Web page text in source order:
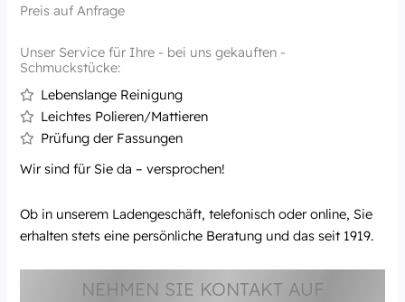
Preis auf Anfrage
Unser Service für Ihre - bei uns gekauften -
Schmuckstücke:
Lebenslange Reinigung
Leichtes Polieren/Mattieren
Prüfung der Fassungen
Wir sind für Sie da – versprochen!
Ob in unserem Ladengeschäft, telefonisch oder online, Sie
erhalten stets eine persönliche Beratung und das seit 1919.
NEHMEN SIE KONTAKT AUF